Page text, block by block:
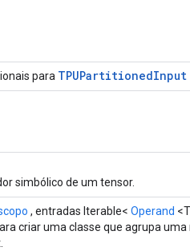
para TPUPartitionedInput
simbólico de um tensor.
, entradas Iterable< Operand
criar uma classe que agrupa uma